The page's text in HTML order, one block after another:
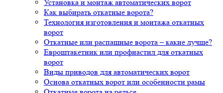
Установка и монтаж автоматических ворот
Как выбирать откатные ворота?
Технология изготовления и монтажа откатных
ворот
Откатные или распашные ворота – какие лучше?
Евроштакетник или профнастил для откатных
ворот
Виды приводов для автоматических ворот
Основа откатных ворот или особенности рамы